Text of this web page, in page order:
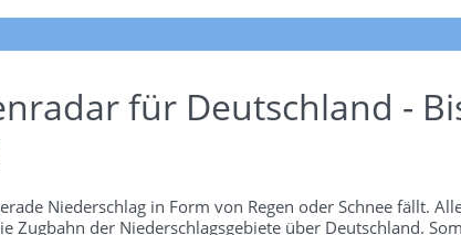
für Deutschland -
Niederschlag in Form von Regen oder Schnee fällt.
Zugbahn der Niederschlagsgebiete über Deutschland.